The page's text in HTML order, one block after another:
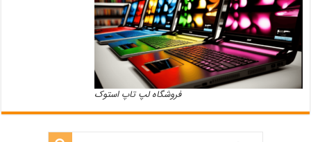
فروشگاه لپ تاپ استوک